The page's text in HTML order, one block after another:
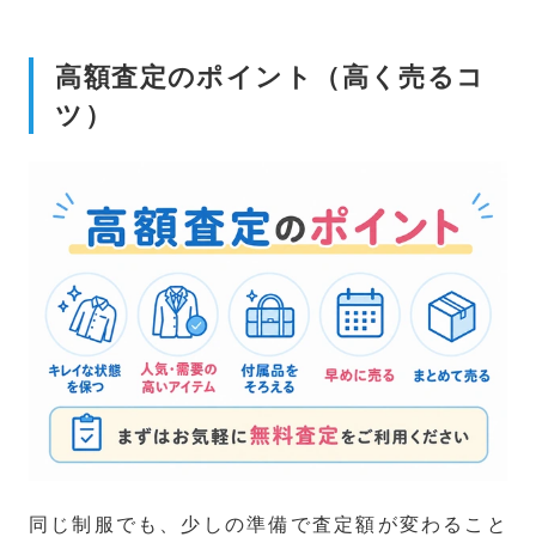
高額査定のポイント（高く売るコ
ツ）
同じ制服でも、少しの準備で査定額が変わること